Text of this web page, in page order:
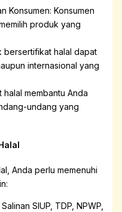
Konsumen: Konsumen
produk yang
bersertifikat halal dapat
internasional yang
halal membantu Anda
undang yang
Anda perlu memenuhi
SIUP, TDP, NPWP,